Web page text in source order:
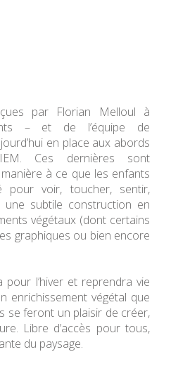
par Florian Melloul à
– et de l’équipe de
en place aux abords
Ces dernières sont
à ce que les enfants
pour voir, toucher, sentir,
subtile construction en
végétaux (dont certains
graphiques ou bien encore
pour l’hiver et reprendra vie
enrichissement végétal que
se feront un plaisir de créer,
Libre d’accès pour tous,
du paysage.